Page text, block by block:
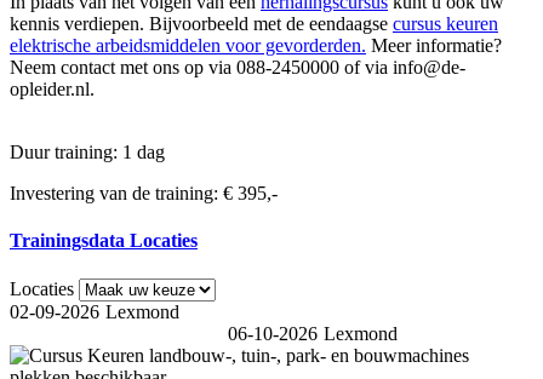
kennis verdiepen. Bijvoorbeeld met de eendaagse cursus keuren
elektrische arbeidsmiddelen voor gevorderden. Meer informatie?
Neem contact met ons op via 088-2450000 of via info@de-
opleider.nl.
Duur training: 1 dag
Investering van de training: € 395,-
Trainingsdata Locaties
Locaties
02-09-2026 Lexmond
06-10-2026 Lexmond